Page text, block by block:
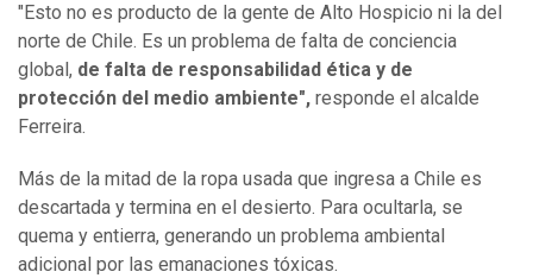
"Esto no es producto de la gente de Alto Hospicio ni la del
norte de Chile. Es un problema de falta de conciencia
global, de falta de responsabilidad ética y de
protección del medio ambiente", responde el alcalde
Ferreira.
Más de la mitad de la ropa usada que ingresa a Chile es
descartada y termina en el desierto. Para ocultarla, se
quema y entierra, generando un problema ambiental
adicional por las emanaciones tóxicas.